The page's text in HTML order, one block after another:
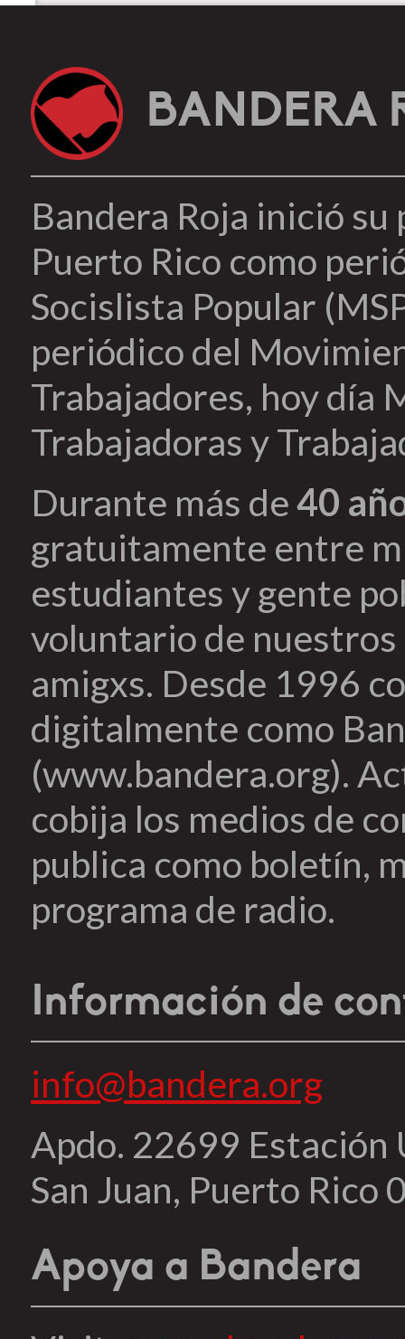
BANDERA
Bandera Roja inició
Puerto Rico como
Socislista Popular
periódico del
Trabajadores, hoy día
Trabajadoras y
Durante más de40
gratuitamente entre
estudiantes y gente
voluntario de
amigxs. Desde 1996
digitalmente como
(www.bandera.org).
cobija los medios de
publica como boletín,
programa de radio.
Información de
info@bandera.org
Apdo. 22699 Estación
San Juan, Puerto Rico
Apoya a Bandera